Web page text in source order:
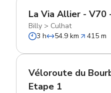
La Via Allier - V70
Billy > Culhat
3 h
54.9 km 415 m
Véloroute du
Etape 1